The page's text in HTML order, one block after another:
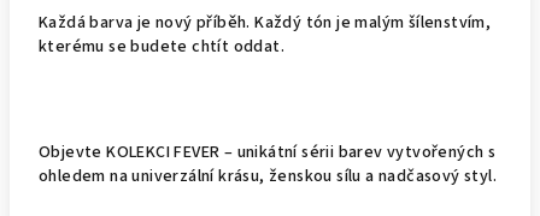
Každá barva je nový příběh. Každý tón je malým šílenstvím,
kterému se budete chtít oddat.
Objevte KOLEKCI FEVER – unikátní sérii barev vytvořených s
ohledem na univerzální krásu, ženskou sílu a nadčasový styl.